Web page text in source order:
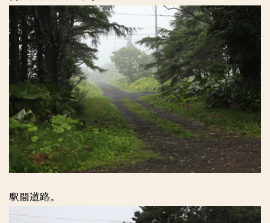
駅間道路。